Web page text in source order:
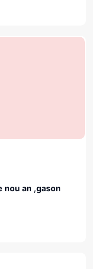
nou an ,gason